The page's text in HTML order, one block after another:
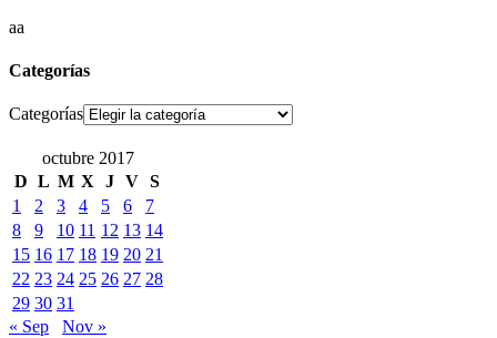
aa
Categorías
Categorías
octubre 2017
D L M X J V S
1
2 3 4 5 6
7
8
9 10 11 12 13 14
15 16 17 18 19 20 21
22 23 24 25 26 27 28
29 30 31
« Sep
Nov »